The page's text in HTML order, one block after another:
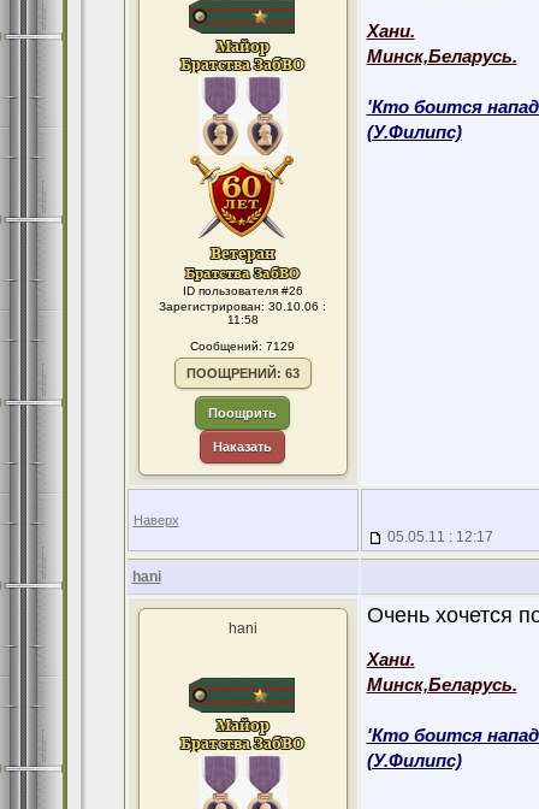
ID пользователя #26
Зарегистрирован: 30.10.06 :
11:58
Сообщений: 7129
ПООЩРЕНИЙ: 63
Поощрить
Наказать
Хани.
Минск,Беларусь.
'Кто боится
(У.Филипс)
Наверх
05.05.11 : 12:17
hani
hani
Очень хочется
Хани.
Минск,Беларусь.
'Кто боится
(У.Филипс)